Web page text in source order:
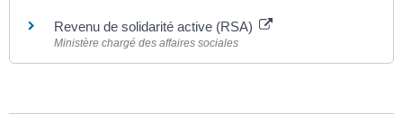
Revenu de solidarité active (RSA)
Ministère chargé des affaires sociales